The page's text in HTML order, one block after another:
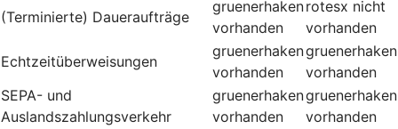
(Terminierte) Daueraufträge
gruenerhaken
vorhanden
rotesx nicht
vorhanden
Echtzeitüberweisungen
gruenerhaken
vorhanden
gruenerhaken
vorhanden
SEPA- und
Auslandszahlungsverkehr
gruenerhaken
vorhanden
gruenerhaken
vorhanden